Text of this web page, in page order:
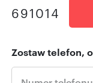
691014
Zostaw telefon,